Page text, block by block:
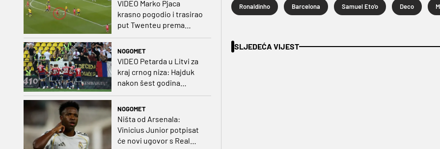
VIDEO Marko Pjaca
krasno pogodio i trasirao
put Twenteu prema
važnoj pobjedi
NOGOMET
VIDEO Petarda u Litvi za
kraj crnog niza: Hajduk
nakon šest godina
NOGOMET
Ništa od Arsenala:
Vinicius Junior potpisat
će novi ugovor s Real
Ronaldinho Barcelona Samuel Eto'o Deco
SLJEDEĆA VIJEST